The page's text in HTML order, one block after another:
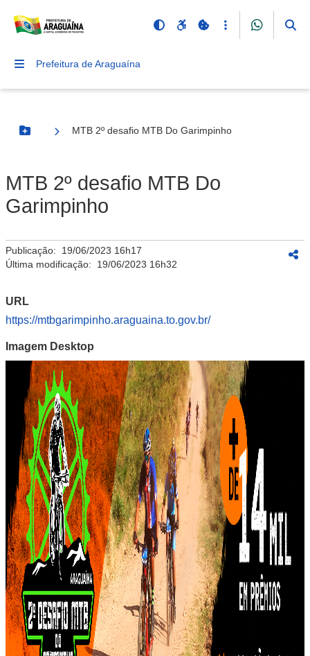
Prefeitura de Araguaína
Botão Menu
MTB 2º desafio MTB Do Garimpinho
MTB 2º desafio MTB Do
Garimpinho
Publicação: 19/06/2023 16h17
Última modificação: 19/06/2023 16h32
URL
https://mtbgarimpinho.araguaina.to.gov.br/
Imagem Desktop